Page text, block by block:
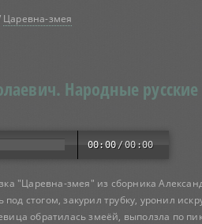
Царевна-змея
Народные русские
00:00 /00:00
"Царевна-змея" из сборника
стогом, закурил трубку, уронил
обратилась змеёй, выползла по